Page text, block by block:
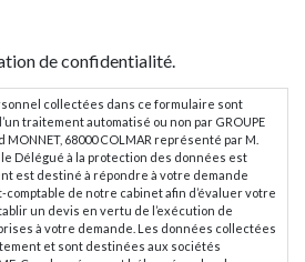
de confidentialité.
collectées dans ce formulaire sont
traitement automatisé ou non par GROUPE
MONNET, 68000 COLMAR représenté par M.
le Délégué à la protection des données est
est destiné à répondre à votre demande
comptable de notre cabinet afin d’évaluer votre
un devis en vertu de l’exécution de
à votre demande. Les données collectées
et sont destinées aux sociétés